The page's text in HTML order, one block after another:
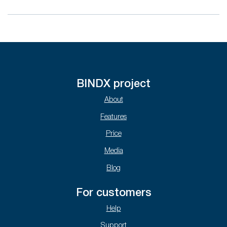
BINDX project
About
Features
Price
Media
Blog
For customers
Help